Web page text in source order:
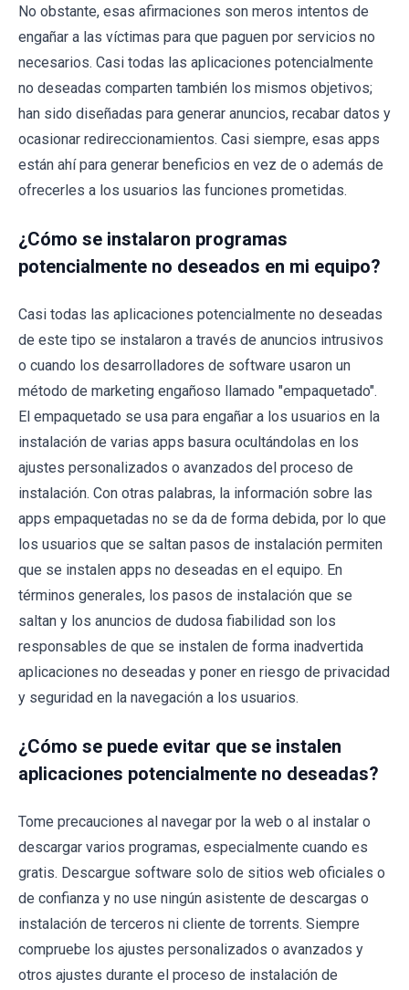
No obstante, esas afirmaciones son meros intentos de
engañar a las víctimas para que paguen por servicios no
necesarios. Casi todas las aplicaciones potencialmente
no deseadas comparten también los mismos objetivos;
han sido diseñadas para generar anuncios, recabar datos y
ocasionar redireccionamientos. Casi siempre, esas apps
están ahí para generar beneficios en vez de o además de
ofrecerles a los usuarios las funciones prometidas.
¿Cómo se instalaron programas
potencialmente no deseados en mi equipo?
Casi todas las aplicaciones potencialmente no deseadas
de este tipo se instalaron a través de anuncios intrusivos
o cuando los desarrolladores de software usaron un
método de marketing engañoso llamado "empaquetado".
El empaquetado se usa para engañar a los usuarios en la
instalación de varias apps basura ocultándolas en los
ajustes personalizados o avanzados del proceso de
instalación. Con otras palabras, la información sobre las
apps empaquetadas no se da de forma debida, por lo que
los usuarios que se saltan pasos de instalación permiten
que se instalen apps no deseadas en el equipo. En
términos generales, los pasos de instalación que se
saltan y los anuncios de dudosa fiabilidad son los
responsables de que se instalen de forma inadvertida
aplicaciones no deseadas y poner en riesgo de privacidad
y seguridad en la navegación a los usuarios.
¿Cómo se puede evitar que se instalen
aplicaciones potencialmente no deseadas?
Tome precauciones al navegar por la web o al instalar o
descargar varios programas, especialmente cuando es
gratis. Descargue software solo de sitios web oficiales o
de confianza y no use ningún asistente de descargas o
instalación de terceros ni cliente de torrents. Siempre
compruebe los ajustes personalizados o avanzados y
otros ajustes durante el proceso de instalación de